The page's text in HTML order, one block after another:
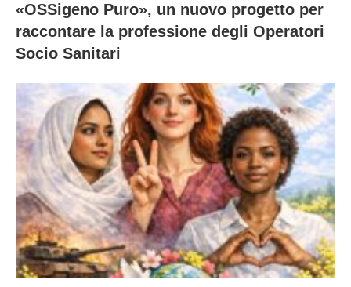
«OSSigeno Puro», un nuovo progetto per
raccontare la professione degli Operatori
Socio Sanitari